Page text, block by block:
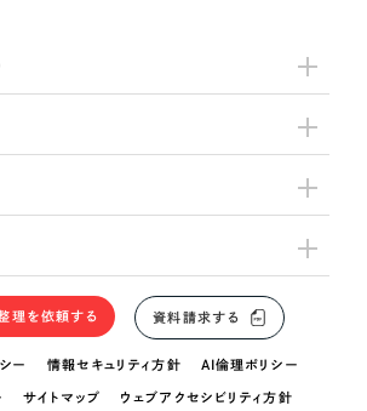
理を依頼する 資料請求する
ー 情報セキュリティ方針 AI倫理ポリシー
サイトマップ ウェブアクセシビリティ方針